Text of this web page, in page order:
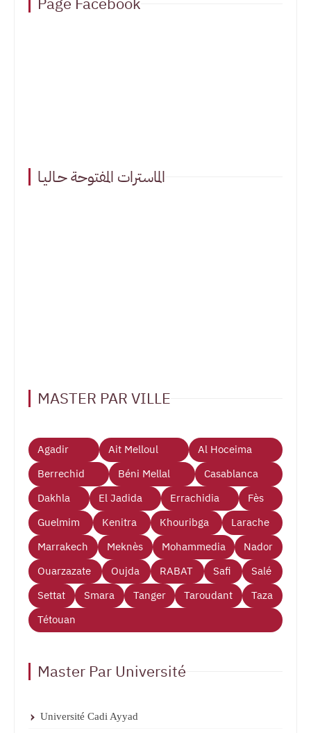
الماسترات المفتوحة حـاليـا
MASTER PAR VILLE
Agadir Ait Melloul
Al Hoceima
Berrechid
Béni Mellal
Casablanca
Dakhla
El Jadida Errachidia
Fès
Guelmim
Kenitra Khouribga
Larache
Marrakech
Meknès Mohammedia
Nador
Ouarzazate
Oujda RABAT Safi
Salé
Settat
Smara Tanger Taroudant
Taza
Tétouan
Master Par Université
Université Cadi Ayyad